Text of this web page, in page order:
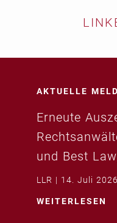
AKTUELLE
Erneute
und Best
LLR 14. Juli 2026
WEITERLESEN